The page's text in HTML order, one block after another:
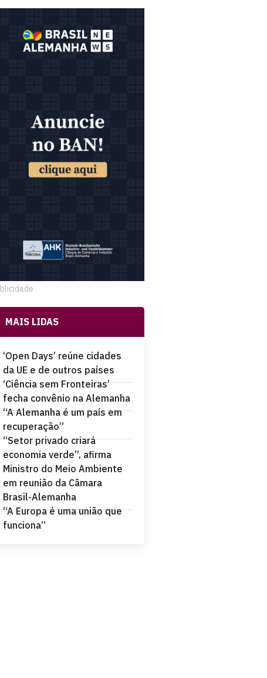
MAIS LIDAS
‘Open Days’ reúne cidades
da UE e de outros países
‘Ciência sem Fronteiras’
fecha convênio na Alemanha
“A Alemanha é um país em
recuperação”
“Setor privado criará
economia verde”, afirma
Ministro do Meio Ambiente
em reunião da Câmara
Brasil-Alemanha
“A Europa é uma união que
funciona”